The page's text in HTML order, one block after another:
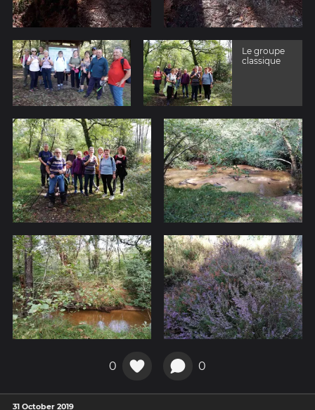
Le groupe
classique
0 0
31 October 2019